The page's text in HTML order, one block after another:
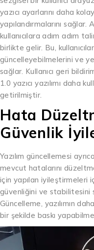
yazıcı ayarlarını daha
yapılandırmalarını sağlar.
kullanıcılara adım adım
birlikte gelir. Bu,
güncelleyebilmelerini ve
sağlar. Kullanıcı geri
1.0 yazıcı yazılımı daha
getirilmiştir.
Hata
Güvenlik
Yazılım güncellemesi
mevcut hatalarını
için yapılan iyileştirmeleri
güvenliğini ve stabilitesini
Güncelleme, yazılımın
bir şekilde baskı